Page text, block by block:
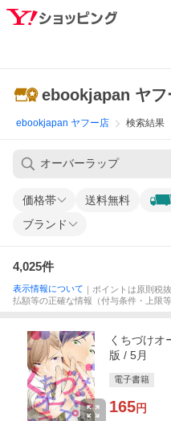
ebookjapan ヤフ
ebookjapan ヤフー店 検索結果
価格帯 送料無料
ブランド
4,025件
表示情報について ｜ポイントは原則税
払額等の正確な情報（付与条件・上限
くちづけオ
版 / 5月
電子書籍
165円